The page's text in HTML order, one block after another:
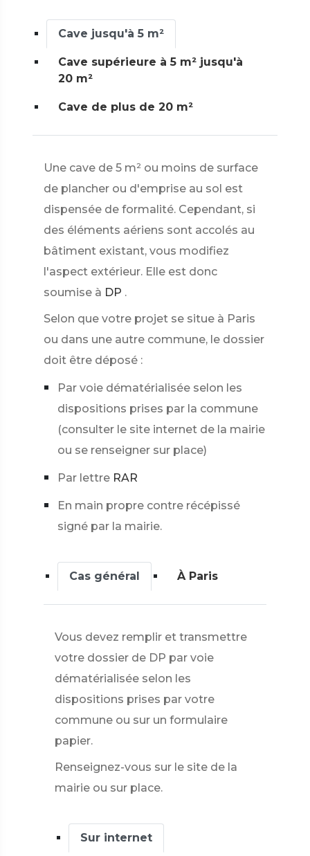
Cave jusqu'à 5 m²
Cave supérieure à 5 m² jusqu'à
20 m²
Cave de plus de 20 m²
Une cave de 5 m² ou moins de surface
de plancher ou d'emprise au sol est
dispensée de formalité. Cependant, si
des éléments aériens sont accolés au
bâtiment existant, vous modifiez
l'aspect extérieur. Elle est donc
soumise à DP .
Selon que votre projet se situe à Paris
ou dans une autre commune, le dossier
doit être déposé :
Par voie dématérialisée selon les
dispositions prises par la commune
(consulter le site internet de la mairie
ou se renseigner sur place)
Par lettre RAR
En main propre contre récépissé
signé par la mairie.
Cas général À Paris
Vous devez remplir et transmettre
votre dossier de DP par voie
dématérialisée selon les
dispositions prises par votre
commune ou sur un formulaire
papier.
Renseignez-vous sur le site de la
mairie ou sur place.
Sur internet